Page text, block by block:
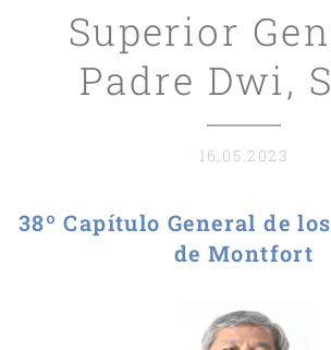
Superior
Padre Dwi,
16.05.2023
38º Capítulo General de
de Montfort